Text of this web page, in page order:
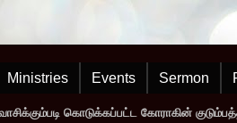
Ministries Events Sermon
கொடுக்கப்பட்ட கோராகின்